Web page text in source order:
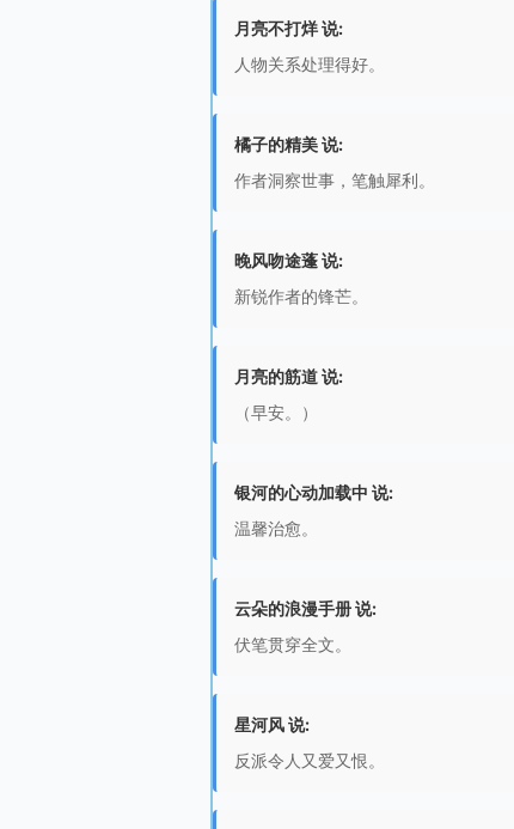
月亮不打烊 说:
人物关系处理得好。
橘子的精美 说:
作者洞察世事，笔触犀利。
晚风吻途蓬 说:
新锐作者的锋芒。
月亮的筋道 说:
（早安。）
银河的心动加载中 说:
温馨治愈。
云朵的浪漫手册 说:
伏笔贯穿全文。
星河风 说:
反派令人又爱又恨。